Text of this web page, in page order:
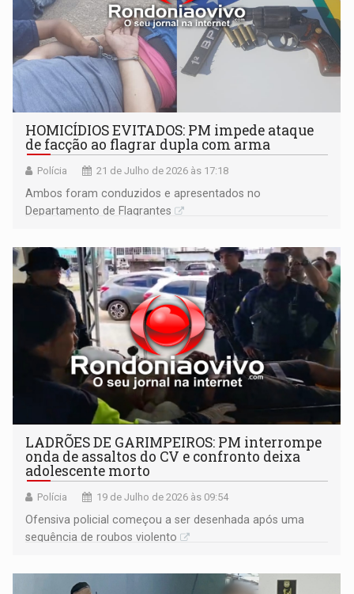
HOMICÍDIOS EVITADOS: PM impede ataque
de facção ao flagrar dupla com arma
Polícia 21 de Julho de 2026 às 17:18
Ambos foram conduzidos e apresentados no
Departamento de Flagrantes
LADRÕES DE GARIMPEIROS: PM interrompe
onda de assaltos do CV e confronto deixa
adolescente morto
Polícia 19 de Julho de 2026 às 09:54
Ofensiva policial começou a ser desenhada após uma
sequência de roubos violento